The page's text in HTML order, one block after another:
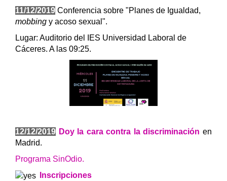
11/12/2019 Conferencia sobre "Planes de Igualdad,
mobbing y acoso sexual".
Lugar: Auditorio del IES Universidad Laboral de
Cáceres. A las 09:25.
12/12/2019 Doy la cara contra la discriminación en
Madrid.
Programa SinOdio.
Inscripciones